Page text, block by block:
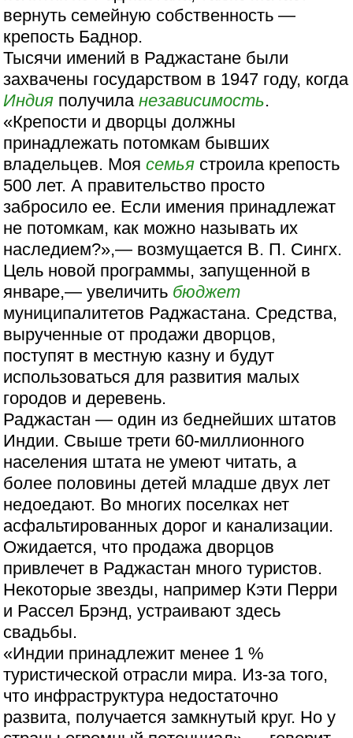
вернуть семейную собственность —
крепость Баднор.
Тысячи имений в Раджастане были
захвачены государством в 1947 году, когда
Индия получиланезависимость.
«Крепости и дворцы должны
принадлежать потомкам бывших
владельцев. Моясемья строила крепость
500 лет. А правительство просто
забросило ее. Если имения принадлежат
не потомкам, как можно называть их
наследием?»,— возмущается В. П. Сингх.
Цель новой программы, запущенной в
январе,— увеличить бюджет
муниципалитетов Раджастана. Средства,
вырученные от продажи дворцов,
поступят в местную казну и будут
использоваться для развития малых
городов и деревень.
Раджастан — один из беднейших штатов
Индии. Свыше трети 60-миллионного
населения штата не умеют читать, а
более половины детей младше двух лет
недоедают. Во многих поселках нет
асфальтированных дорог и канализации.
Ожидается, что продажа дворцов
привлечет в Раджастан много туристов.
Некоторые звезды, например Кэти Перри
и Рассел Брэнд, устраивают здесь
свадьбы.
«Индии принадлежит менее 1 %
туристической отрасли мира. Из-за того,
что инфраструктура недостаточно
развита, получается замкнутый круг. Но у